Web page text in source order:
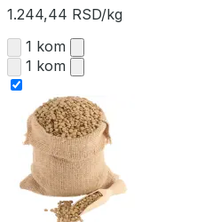
1.244,44 RSD/kg
1 kom
1 kom